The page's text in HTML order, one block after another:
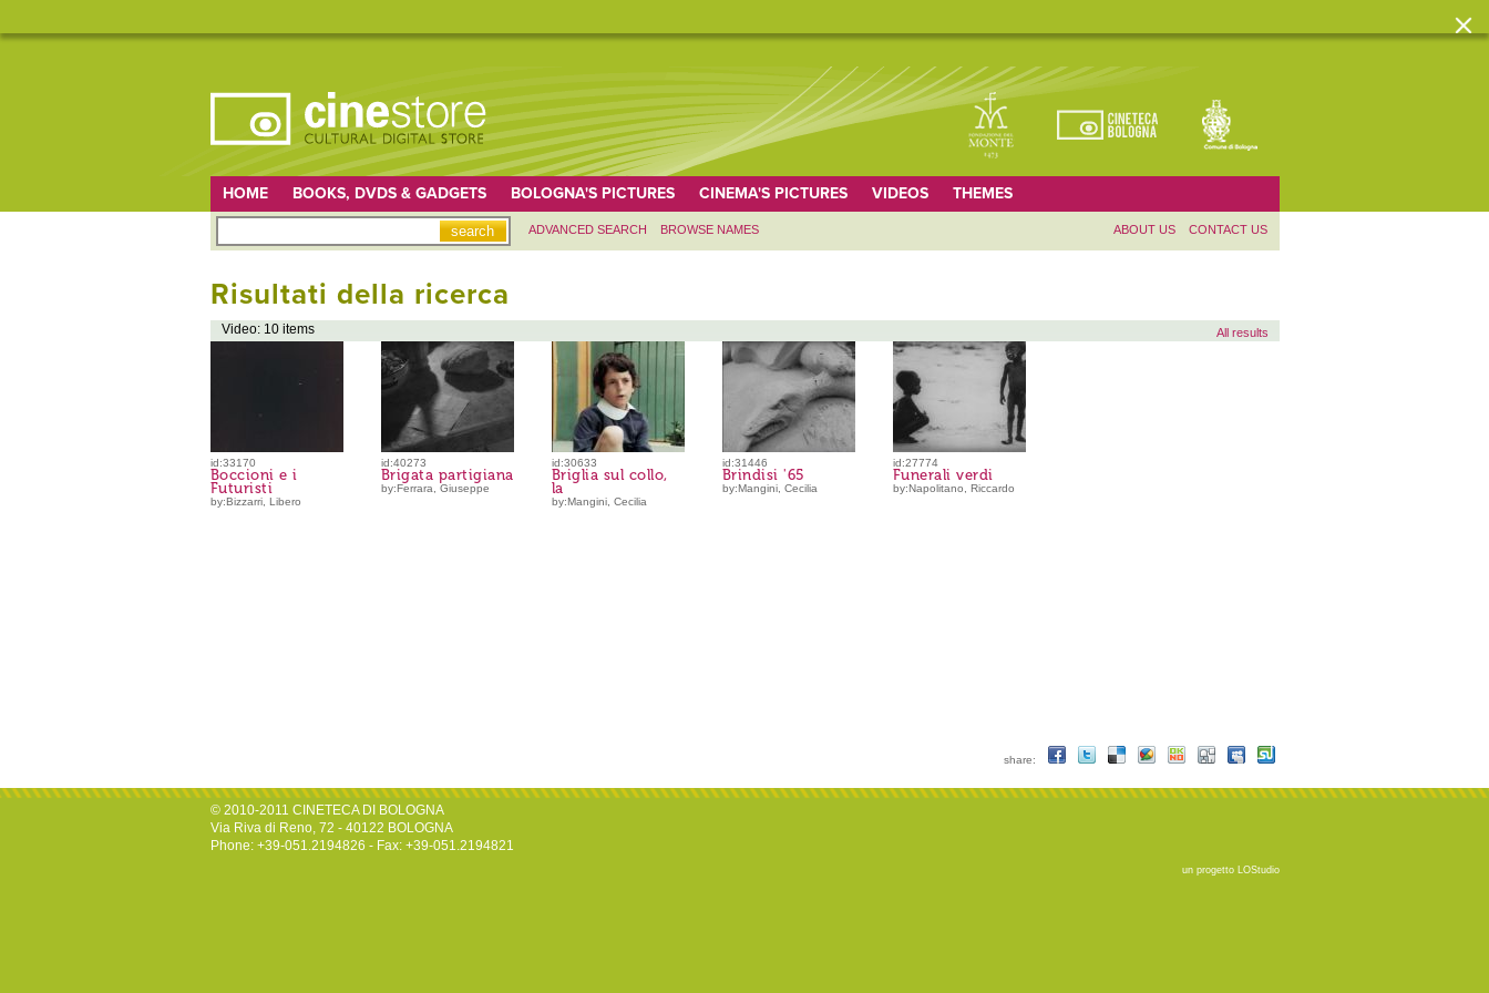
HOME BOOKS, DVDS & GADGETS BOLOGNA'S PICTURES CINEMA'S PICTURES VIDEOS THEMES
ADVANCED SEARCH BROWSE NAMES ABOUT US CONTACT US
Risultati della ricerca
Video: 10 items All results
id:33170
Boccioni e i
Futuristi
by:Bizzarri, Libero
id:40273
Brigata partigiana
by:Ferrara, Giuseppe
id:30633
Briglia sul collo,
la
by:Mangini, Cecilia
id:31446
Brindisi '65
by:Mangini, Cecilia
id:27774
Funerali verdi
by:Napolitano, Riccardo
share:
© 2010-2011 CINETECA DI BOLOGNA
Via Riva di Reno, 72 - 40122 BOLOGNA
Phone: +39-051.2194826 - Fax: +39-051.2194821
un progetto LOStudio